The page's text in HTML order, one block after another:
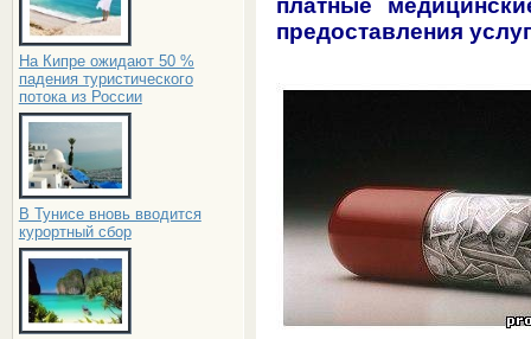
На Кипре ожидают 50 %
падения туристического
потока из России
В Тунисе вновь вводится
курортный сбор
платные
предоставления услуг